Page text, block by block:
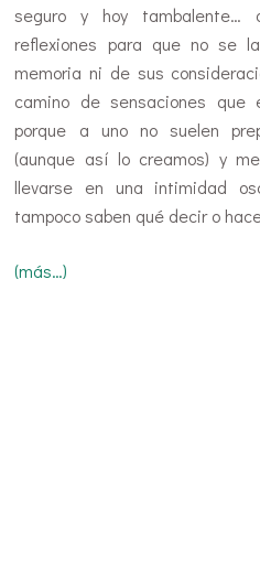
seguro y hoy tambalente…
reflexiones para que no se
memoria ni de sus
camino de sensaciones
porque a uno no suelen
(aunque así lo creamos) y
llevarse en una intimidad
tampoco saben qué decir o
(más…)